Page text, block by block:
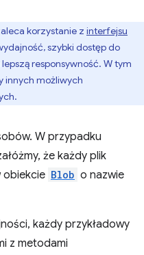
korzystanie z interfejsu
szybki dostęp do
responsywność. W tym
innych możliwych
W przypadku
że każdy plik
obiekcie Blob o nazwie
każdy przykładowy
z metodami